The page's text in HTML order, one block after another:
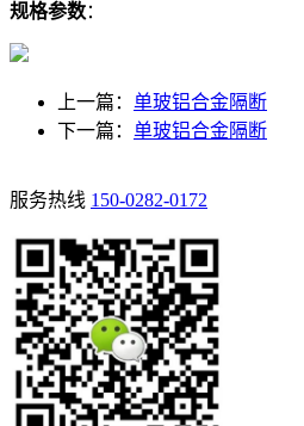
规格参数：
上一篇： 单玻铝合金隔断
下一篇： 单玻铝合金隔断
服务热线 150-0282-0172